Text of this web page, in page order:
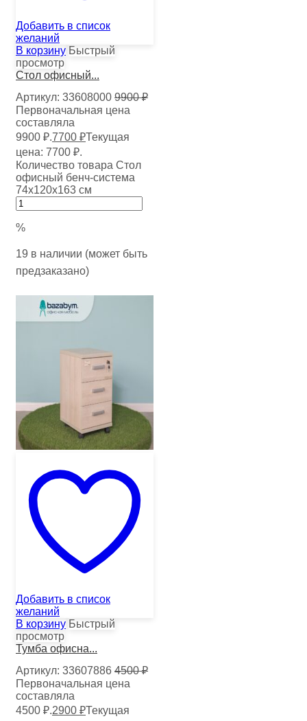
Добавить в список
желаний
В корзину Быстрый
просмотр
Стол офисный...
Артикул: 33608000 9900₽
Первоначальная цена
составляла
9900 ₽.7700 ₽Текущая
цена: 7700 ₽.
Количество товара Стол
офисный бенч-система
74х120х163 см
%
19 в наличии (может быть
предзаказано)
Добавить в список
желаний
В корзину Быстрый
просмотр
Тумба офисна...
Артикул: 33607886 4500₽
Первоначальная цена
составляла
4500 ₽.2900 ₽Текущая